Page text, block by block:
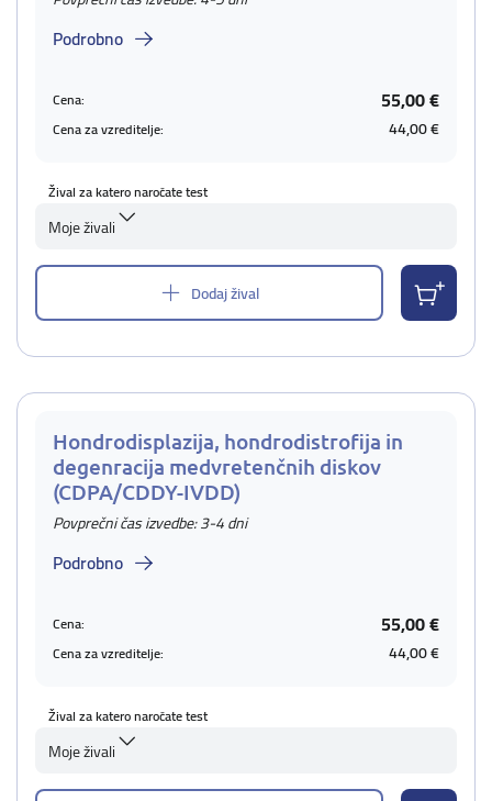
Podrobno
Cena: 55,00 €
Cena za vzreditelje: 44,00 €
Žival za katero naročate test
Moje živali
Dodaj žival
Hondrodisplazija, hondrodistrofija in
degenracija medvretenčnih diskov
(CDPA/CDDY-IVDD)
Povprečni čas izvedbe: 3-4 dni
Podrobno
Cena: 55,00 €
Cena za vzreditelje: 44,00 €
Žival za katero naročate test
Moje živali